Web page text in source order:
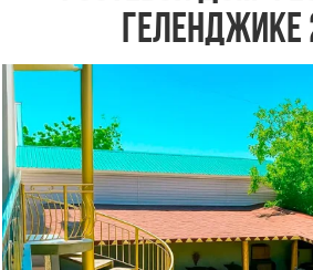
ГЕЛЕНДЖИКЕ